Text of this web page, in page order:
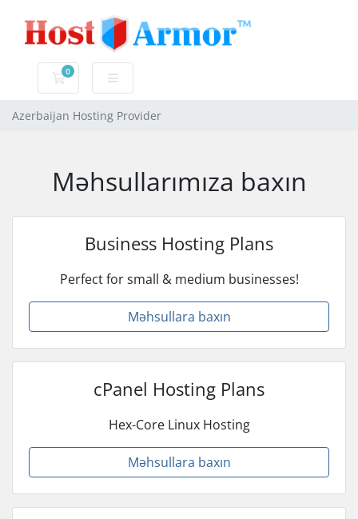
0
Səbət
Azerbaijan Hosting Provider
Məhsullarımıza baxın
Business Hosting Plans
Perfect for small & medium businesses!
Məhsullara baxın
cPanel Hosting Plans
Hex-Core Linux Hosting
Məhsullara baxın